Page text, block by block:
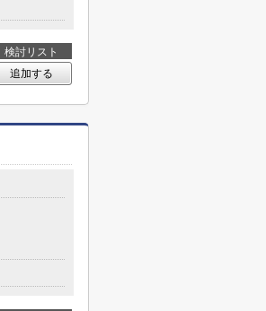
検討リスト
追加する